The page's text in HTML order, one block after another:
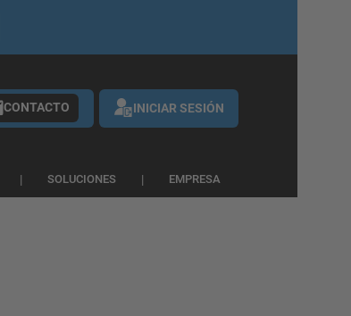
CONTACTO INICIAR SESIÓN
SOLUCIONES EMPRESA